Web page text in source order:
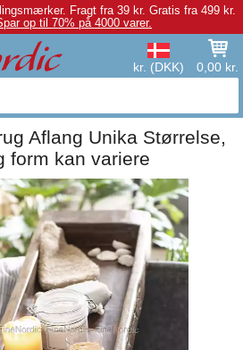
Fragt fra 39 kr. Gratis fra 499 kr.
op til 70% på 4000 varer.
kr. (DKK) 0,00 kr.
Aflang Unika Størrelse,
form kan variere